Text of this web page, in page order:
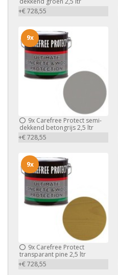
+€ 728,55
9x Carefree Protect semi-
dekkend betongrijs 2,5 ltr
+€ 728,55
9x
9x Carefree Protect
transparant pine 2,5 ltr
+€ 728,55
9x